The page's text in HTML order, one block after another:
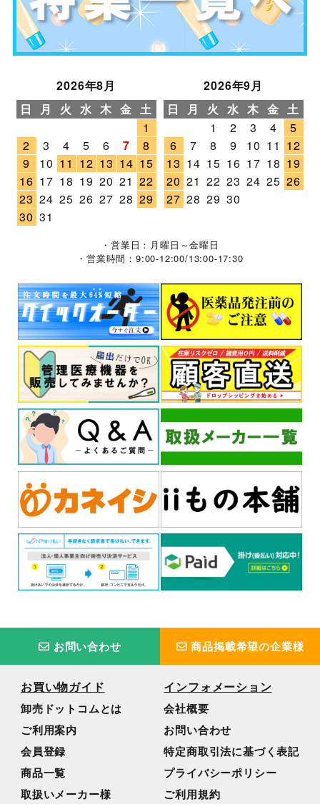
2026年8月
日
月 火 水 木 金 土
1
2
3 4 5 6 7
8
9
10 11 12 13 14 15
16 17 18 19 20 21 22
23 24 25 26 27 28 29
30 31
2026年9月
日
月 火 水 木 金 土
1
2 3 4
5
6
7 8 9 10 11 12
13 14 15 16 17 18 19
20 21 22 23 24 25 26
27 28 29 30
・営業日：月曜日～金曜日
・営業時間：9:00-12:00/13:00-17:30
お問い合わせ 商品掲載希望の企業様
お買い物ガイド
卸売ドットコムとは
ご利用案内
会員登録
商品一覧
取扱いメーカー様
インフォメーション
会社概要
お問い合わせ
特定商取引法に基づく表記
プライバシーポリシー
ご利用規約